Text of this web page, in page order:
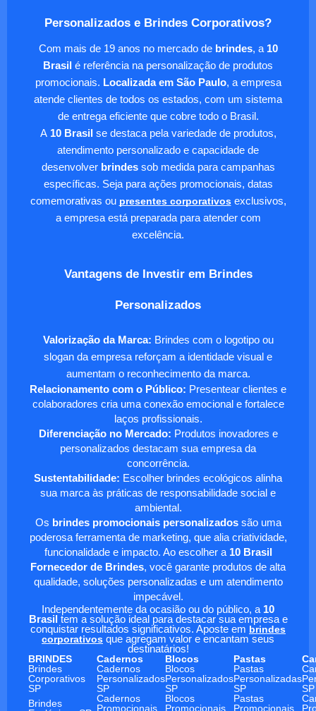
Personalizados e Brindes Corporativos?
Com mais de 19 anos no mercado de brindes, a 10
Brasil é referência na personalização de produtos
promocionais. Localizada em São Paulo, a empresa
atende clientes de todos os estados, com um sistema
de entrega eficiente que cobre todo o Brasil.
A10 Brasilse destaca pela variedade de produtos,
atendimento personalizado e capacidade de
desenvolver brindessob medida para campanhas
específicas. Seja para ações promocionais, datas
comemorativas ou presentes corporativosexclusivos,
a empresa está preparada para atender com
excelência.
Vantagens de Investir em Brindes
Personalizados
Valorização da Marca: Brindes com o logotipo ou
slogan da empresa reforçam a identidade visual e
aumentam o reconhecimento da marca.
Relacionamento com o Público: Presentear clientes e
colaboradores cria uma conexão emocional e fortalece
laços profissionais.
Diferenciação no Mercado: Produtos inovadores e
personalizados destacam sua empresa da
concorrência.
Sustentabilidade: Escolher brindes ecológicos alinha
sua marca às práticas de responsabilidade social e
ambiental.
Os brindes promocionais personalizadossão uma
poderosa ferramenta de marketing, que alia criatividade,
funcionalidade e impacto. Ao escolher a 10 Brasil
Fornecedor de Brindes, você garante produtos de alta
qualidade, soluções personalizadas e um atendimento
impecável.
Independentemente da ocasião ou do público, a 10
Brasil tem a solução ideal para destacar sua empresa e
conquistar resultados significativos. Aposte em brindes
corporativos que agregam valor e encantam seus
destinatários!
BRINDES
Cadernos Blocos Pastas
Brindes
Corporativos
SP
Cadernos
Personalizados
SP
Blocos
Personalizados
SP
Pastas
Personalizadas
SP
SP
Brindes
Cadernos
Promocionais
Blocos
Promocionais
Pastas
Promocionais